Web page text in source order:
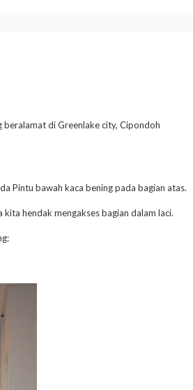
di Greenlake city, Cipondoh
Pintu bawah kaca bening pada bagian atas.
hendak mengakses bagian dalam laci.